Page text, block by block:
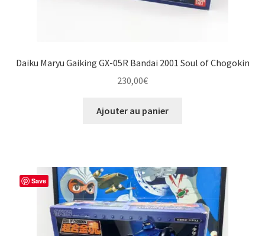
Daiku Maryu Gaiking GX-05R Bandai 2001 Soul of Chogokin
230,00€
Ajouter au panier
Save